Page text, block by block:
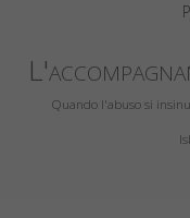
Quando l'abuso si